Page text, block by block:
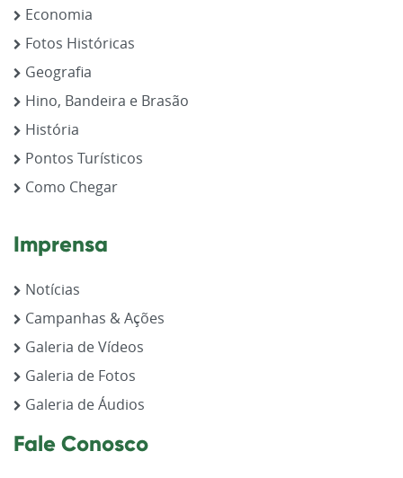
Economia
Fotos Históricas
Geografia
Hino, Bandeira e Brasão
História
Pontos Turísticos
Como Chegar
Imprensa
Notícias
Campanhas & Ações
Galeria de Vídeos
Galeria de Fotos
Galeria de Áudios
Fale Conosco